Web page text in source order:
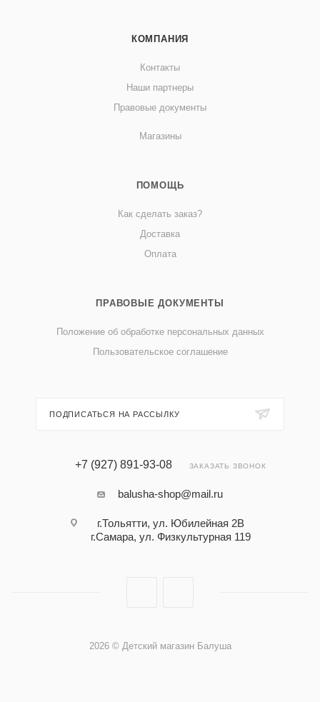
КОМПАНИЯ
Контакты
Наши партнеры
Правовые документы
Магазины
ПОМОЩЬ
Как сделать заказ?
Доставка
Оплата
ПРАВОВЫЕ ДОКУМЕНТЫ
Положение об обработке персональных данных
Пользовательское соглашение
ПОДПИСАТЬСЯ НА РАССЫЛКУ
+7 (927) 891-93-08 ЗАКАЗАТЬ ЗВОНОК
balusha-shop@mail.ru
г.Тольятти, ул. Юбилейная 2В
г.Самара, ул. Физкультурная 119
2026 © Детский магазин Балуша